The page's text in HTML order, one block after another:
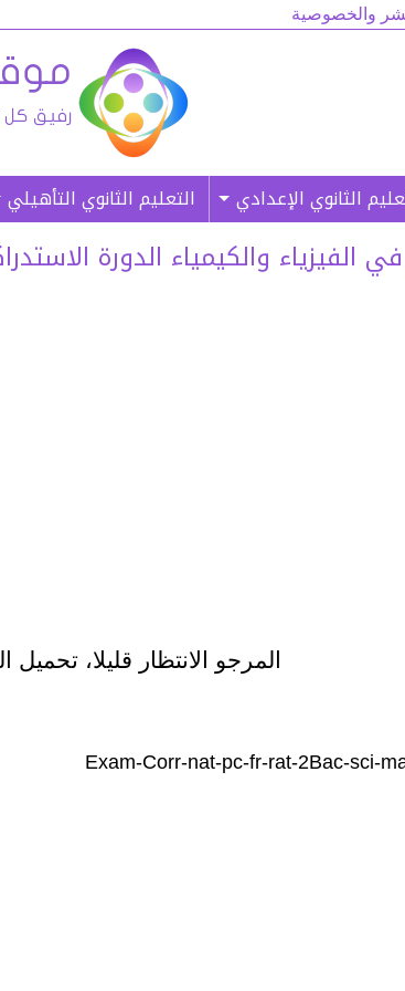
والخصوصية
الثانوي الإعدادي التعليم الثانوي التأهيلي
والكيمياء الدورة
المرجو الانتظار قليلا،